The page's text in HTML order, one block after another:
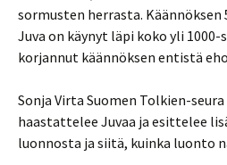
sormusten herrasta.
Juva on käynyt läpi koko yli 1000-
korjannut käännöksen entistä
Sonja Virta Suomen Tolkien-
haastattelee Juvaa ja esittelee
luonnosta ja siitä, kuinka luonto